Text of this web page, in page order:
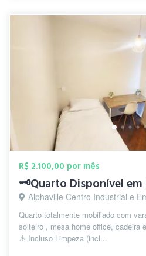
R$ 2.100,00 por mês
🗝️Quarto Disponível em
Alphaville Centro Industrial e
Quarto totalmente mobiliado com
solteiro , mesa home office, cadeira
⚠️ Incluso Limpeza (incl...